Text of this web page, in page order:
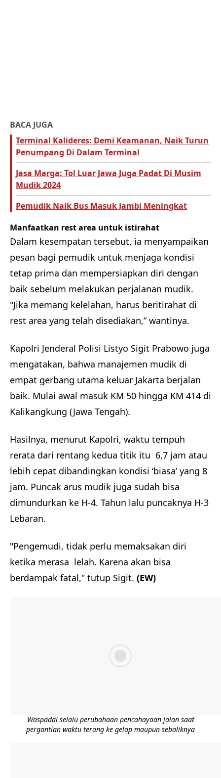
BACA JUGA
Terminal Kalideres: Demi Keamanan, Naik Turun
Penumpang Di Dalam Terminal
Jasa Marga: Tol Luar Jawa Juga Padat Di Musim
Mudik 2024
Pemudik Naik Bus Masuk Jambi Meningkat
Manfaatkan rest area untuk istirahat
Dalam kesempatan tersebut, ia menyampaikan
pesan bagi pemudik untuk menjaga kondisi
tetap prima dan mempersiapkan diri dengan
baik sebelum melakukan perjalanan mudik.
"Jika memang kelelahan, harus beritirahat di
rest area yang telah disediakan,” wantinya.
Kapolri Jenderal Polisi Listyo Sigit Prabowo juga
mengatakan, bahwa manajemen mudik di
empat gerbang utama keluar Jakarta berjalan
baik. Mulai awal masuk KM 50 hingga KM 414 di
Kalikangkung (Jawa Tengah).
Hasilnya, menurut Kapolri, waktu tempuh
rerata dari rentang kedua titik itu 6,7 jam atau
lebih cepat dibandingkan kondisi ‘biasa’ yang 8
jam. Puncak arus mudik juga sudah bisa
dimundurkan ke H-4. Tahun lalu puncaknya H-3
Lebaran.
"Pengemudi, tidak perlu memaksakan diri
ketika merasa lelah. Karena akan bisa
berdampak fatal," tutup Sigit. (EW)
Waspadai selalu perubahaan pencahayaan jalan saat
pergantian waktu terang ke gelap maupun sebaliknya